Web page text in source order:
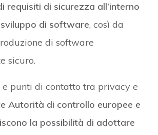
requisiti di sicurezza all’interno
di software, così da
di software
sicuro.
punti di contatto tra privacy e
Autorità di controllo europee e
la possibilità di adottare